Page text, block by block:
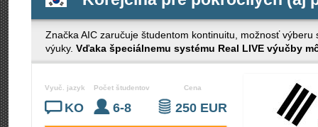
Značka AIC zaručuje študentom kontinuitu, možnosť
výuky. Vďaka špeciálnemu systému Real LIVE výučby
Vyuč. jazyk
KO
Počet študentov
6-8
Cena
250 EUR